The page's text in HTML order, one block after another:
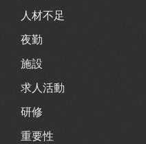
人材不足
夜勤
施設
求人活動
研修
重要性